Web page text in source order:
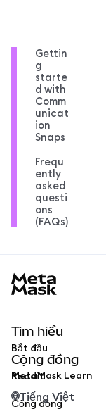
Gettin
g
starte
d with
Comm
unicat
ion
Snaps
Frequ
ently
asked
questi
ons
(FAQs)
Tìm hiểu
Bắt đầu
MetaMask Learn
Cộng đồng
Reddit
Cộng đồng
Tiếng Việt